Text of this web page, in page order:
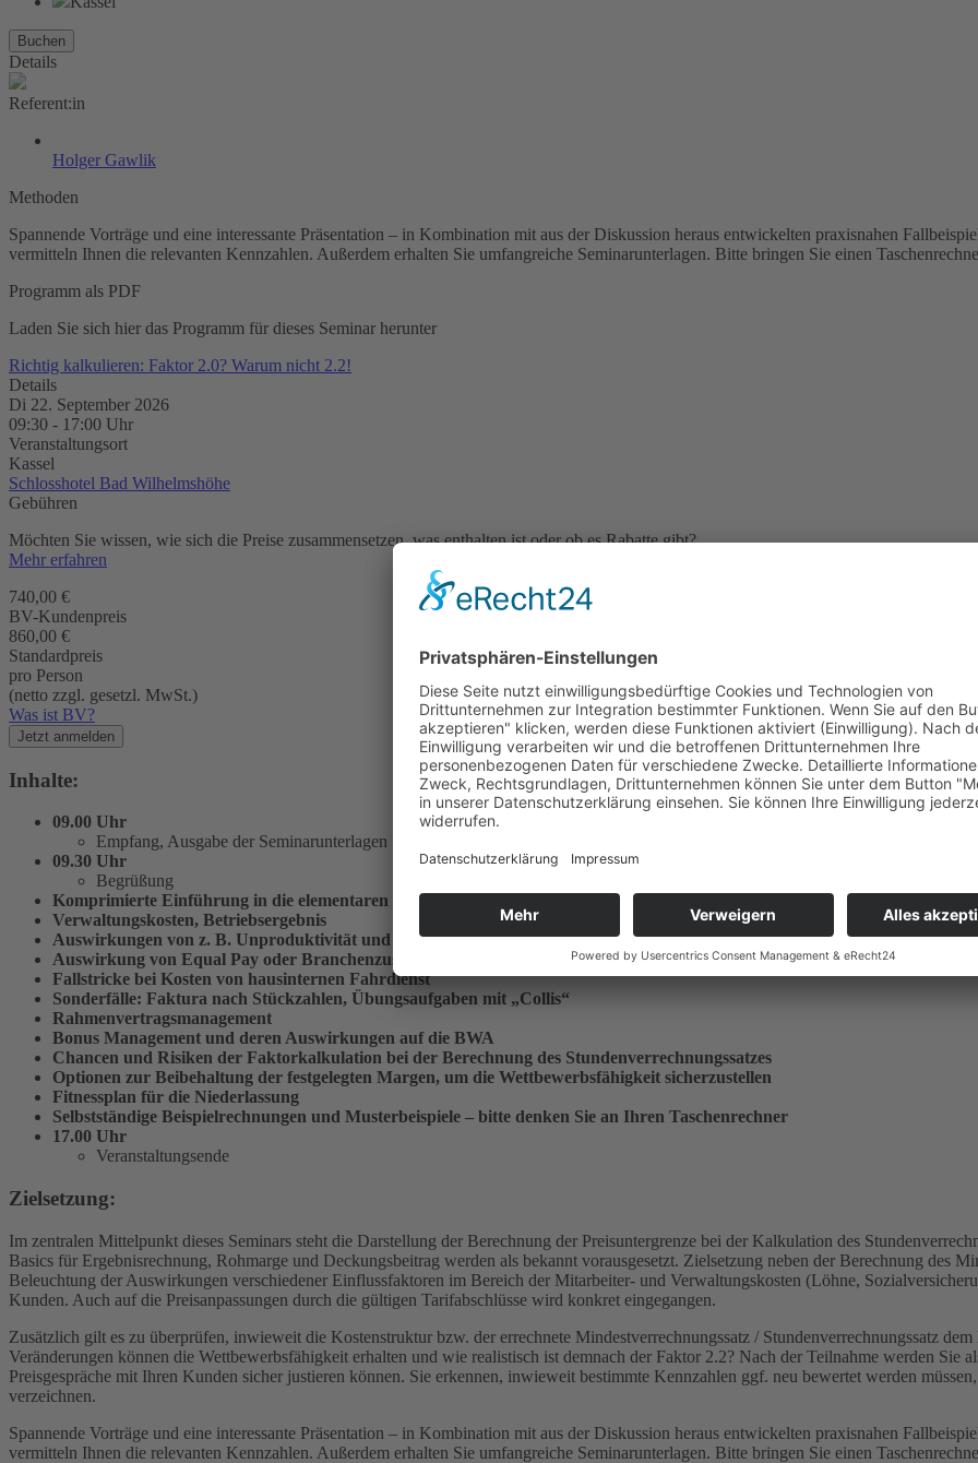
Buchen
Details
Referent:in
Holger Gawlik
Methoden
Spannende Vorträge und eine interessante Präsentation – in Kombination mit aus der Diskussion heraus ent­wickelten praxisnahen
vermitteln Ihnen die relevanten Kennzahlen. Außer­dem erhalten Sie umfangreiche Seminarunterlagen. Bitte bringen Sie einen
Programm als PDF
Laden Sie sich hier das Programm für dieses Seminar herunter
Richtig kalkulieren: Faktor 2.0? Warum nicht 2.2!
Details
Di 22. September 2026
09:30 - 17:00 Uhr
Veranstaltungsort
Kassel
Schlosshotel Bad Wilhelmshöhe
Gebühren
Möchten Sie wissen, wie sich die Preise zusammensetzen, was enthalten ist oder ob es Rabatte gibt?
Mehr erfahren
740,00 €
BV-Kundenpreis
860,00 €
Standardpreis
pro Person
(netto zzgl. gesetzl. MwSt.)
Was ist BV?
Jetzt anmelden
Inhalte:
09.00 Uhr
Empfang, Ausgabe der Seminarunterlagen
09.30 Uhr
Begrüßung
Komprimierte Einführung in die elementaren Grundlagen der Kalkulation des ­Stundenverrechnungssatzes in der Zeitarbeit
Verwaltungskosten, Betriebsergebnis
Auswirkungen von z. B. Unproduktivität und Durchschnittsberechnung bei Urlaub undKrankheit
Auswirkung von Equal Pay oder Branchen­zuschlag auf die Urlaubs- und Kranken­durchschnittsberechnung nach
Fallstricke bei Kosten von hausinternen Fahrdienst
Sonderfälle: Faktura nach Stückzahlen, Übungs­aufgaben mit „Collis“
Rahmenvertragsmanagement
Bonus Management und deren Auswirkungen auf die BWA
Chancen und Risiken der Faktorkalkulation bei der Berechnung des Stundenverrechnungssatzes
Optionen zur Beibehaltung der festgelegten ­Margen, um ­die Wettbewerbsfähigkeit ­sicherzustellen
Fitnessplan für die Niederlassung
Selbstständige Beispielrechnungen und Musterbeispiele – bitte denken Sie an Ihren ­Taschenrechner
17.00 Uhr
Veranstaltungsende
Zielsetzung:
Im zentralen Mittelpunkt dieses Seminars steht die Darstellung der Berechnung der Preisuntergrenze bei der Kalkulation des
Basics für Ergebnisrechnung, Rohmarge und Deckungsbeitrag werden als bekannt vorausgesetzt. Zielsetzung neben der Berechnung des
Beleuchtung der Auswirkungen verschiedener Einflussfaktoren im Bereich der Mitarbeiter- und Verwaltungskosten (Löhne,
Kunden. Auch auf die Preisanpassungen durch die gültigen Tarifabschlüsse wird konkret eingegangen.
Zusätzlich gilt es zu überprüfen, inwieweit die Kostenstruktur bzw. der errechnete Mindestverrechnungssatz / Stundenverrechnungssatz
Veränderungen können die Wettbewerbsfähigkeit erhalten und wie realistisch ist demnach der Faktor 2.2? Nach der Teilnahme werden Sie
Preisgespräche mit Ihren Kunden sicher justieren können. Sie erkennen, inwieweit bestimmte Kennzahlen ggf. neu bewertet werden
verzeichnen.
Spannende Vorträge und eine interessante Präsentation – in Kombination mit aus der Diskussion heraus ent­wickelten praxisnahen
vermitteln Ihnen die relevanten Kennzahlen. Außer­dem erhalten Sie umfangreiche Seminarunterlagen. Bitte bringen Sie einen